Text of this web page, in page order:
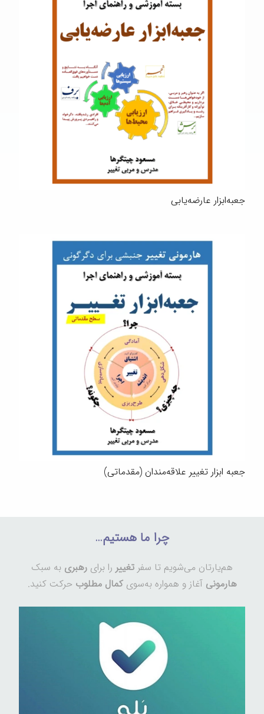
جعبه‌ابزار عارضه‌یابی
جعبه ابزار تغییر علاقه‌مندان (مقدماتی)
چرا ما هستیم…
هم‌یارتان می‌شویم تا سفر تغییر را برای رهبری به سبک
هارمونی آغاز و همواره به‌سوی کمال مطلوب حرکت کنید.